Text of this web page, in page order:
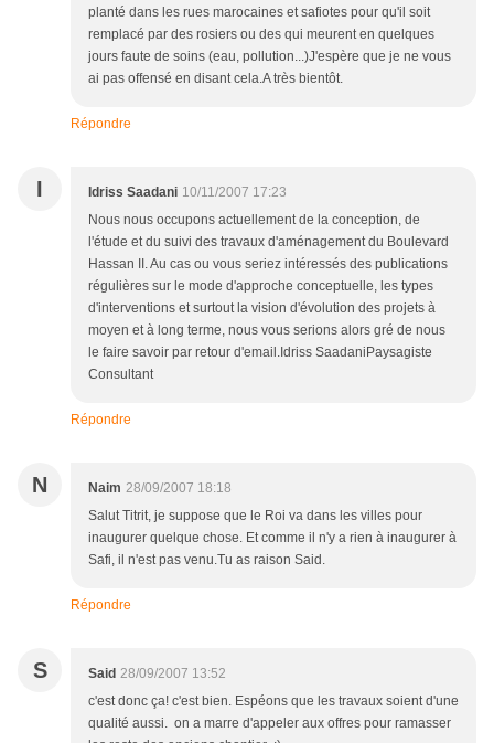
planté dans les rues marocaines et safiotes pour qu'il soit
remplacé par des rosiers ou des qui meurent en quelques
jours faute de soins (eau, pollution...)J'espère que je ne vous
ai pas offensé en disant cela.A très bientôt.
Répondre
I Idriss Saadani 10/11/2007 17:23
Nous nous occupons actuellement de la conception, de
l'étude et du suivi des travaux d'aménagement du Boulevard
Hassan II. Au cas ou vous seriez intéressés des publications
régulières sur le mode d'approche conceptuelle, les types
d'interventions et surtout la vision d'évolution des projets à
moyen et à long terme, nous vous serions alors gré de nous
le faire savoir par retour d'email.Idriss SaadaniPaysagiste
Consultant
Répondre
N Naim 28/09/2007 18:18
Salut Titrit, je suppose que le Roi va dans les villes pour
inaugurer quelque chose. Et comme il n'y a rien à inaugurer à
Safi, il n'est pas venu.Tu as raison Said.
Répondre
S Said 28/09/2007 13:52
c'est donc ça! c'est bien. Espéons que les travaux soient d'une
qualité aussi. on a marre d'appeler aux offres pour ramasser